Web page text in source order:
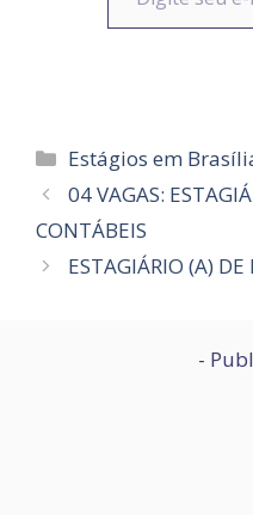
Categorias
Estágios em
04 VAGAS:
CONTÁBEIS
ESTAGIÁRIO (A) DE
-